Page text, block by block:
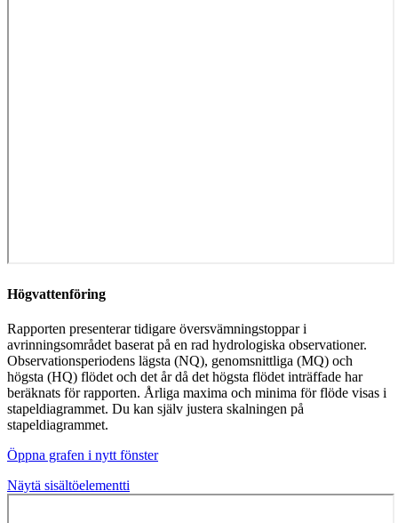
Högvattenföring
Rapporten presenterar tidigare översvämningstoppar i
avrinningsområdet baserat på en rad hydrologiska observationer.
Observationsperiodens lägsta (NQ), genomsnittliga (MQ) och
högsta (HQ) flödet och det år då det högsta flödet inträffade har
beräknats för rapporten. Årliga maxima och minima för flöde visas i
stapeldiagrammet. Du kan själv justera skalningen på
stapeldiagrammet.
Öppna grafen i nytt fönster
Näytä sisältöelementti